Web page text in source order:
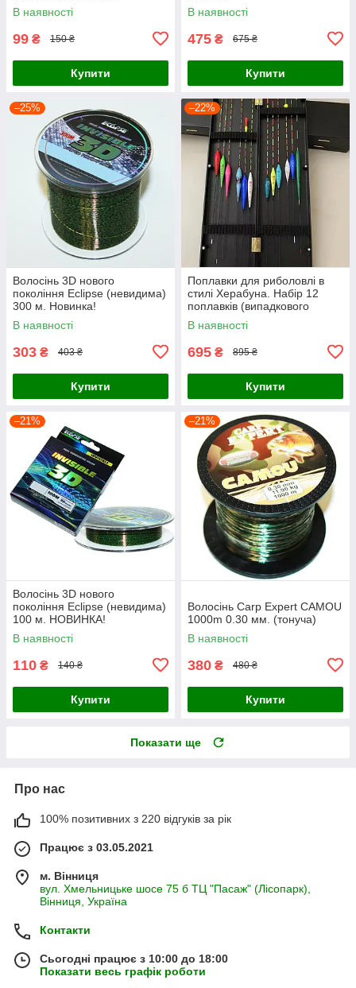
В наявності
99 ₴ 150 ₴
Купити
В наявності
475 ₴ 675 ₴
Купити
–25%
Волосінь 3D нового
покоління Eclipse (невидима)
300 м. Новинка!
В наявності
303 ₴ 403 ₴
Купити
–22%
Поплавки для риболовлі в
стилі Херабуна. Набір 12
поплавків (випадкового
кольору ваги та довжини) +
коробка
В наявності
695 ₴ 895 ₴
Купити
–21%
Волосінь 3D нового
покоління Eclipse (невидима)
100 м. НОВИНКА!
В наявності
110 ₴ 140 ₴
Купити
–21%
Волосінь Carp Expert CAMOU
1000m 0.30 мм. (тонуча)
В наявності
380 ₴ 480 ₴
Купити
Показати ще
Про нас
100% позитивних з 220 відгуків за рік
Працює з 03.05.2021
м. Вінниця
вул. Хмельницьке шосе 75 б ТЦ "Пасаж" (Лісопарк),
Вінниця, Україна
Контакти
Сьогодні працює з 10:00 до 18:00
Показати весь графік роботи